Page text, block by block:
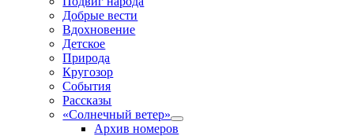
Добрые вести
Вдохновение
Детское
Природа
Кругозор
События
Рассказы
«Солнечный ветер»
Архив номеров